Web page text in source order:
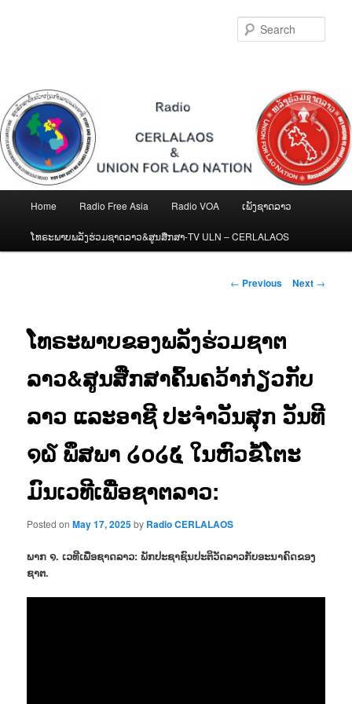
Home Radio Free Asia Radio VOA ເພັງຊາດລາວ
ໂທຣະພາບພລັງຮ່ວມຊາດລາວ&ສູນສືກສາ-TV ULN – CERLALAOS
Post
← Previous Next →
ໂທຣະພາບຂອງພລັງຮ່ວມຊາຕ
ລາວ&ສູນສືກສາຄົ້ນຄວ້າກ່ຽວກັບ
ລາວ ແລະອາຊີ ປະຈຳວັນສຸກ ວັນທີ
໑໖ ພຶສພາ ໒໐໒໕ ໃນຫົວຂໍ້ໂຕະ
ມົນເວທີເພື່ອຊາຕລາວ:
Posted onMay 17, 2025by Radio CERLALAOS
ພາກ ໑. ເວທີເພື່ອຊາດລາວ: ພັກປະຊາຊົນປະຕິວັດລາວກັບອະນາຄົດຂອງ
ຊາຕ.